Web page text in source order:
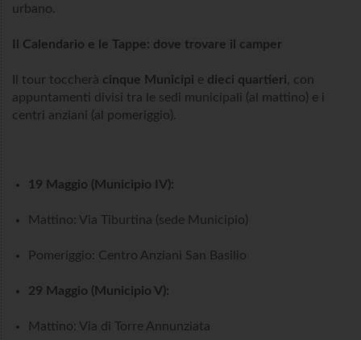
urbano.
Il Calendario e le Tappe: dove trovare il camper
Il tour toccherà cinque Municipi e dieci quartieri, con
appuntamenti divisi tra le sedi municipali (al mattino) e i
centri anziani (al pomeriggio).
19 Maggio (Municipio IV):
Mattino: Via Tiburtina (sede Municipio)
Pomeriggio: Centro Anziani San Basilio
29 Maggio (Municipio V):
Mattino: Via di Torre Annunziata